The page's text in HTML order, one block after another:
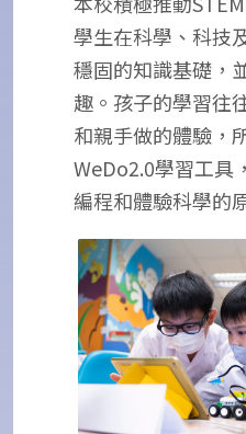
學生在科學、科技
穩固的知識基礎，
趣。孩子的學習往
和親手做的體驗，
WeDo2.0學習工具
編程和體驗科學的